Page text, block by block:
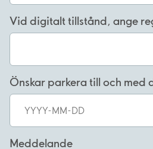
Vid digitalt tillstånd, ange
Önskar parkera till och med
Meddelande